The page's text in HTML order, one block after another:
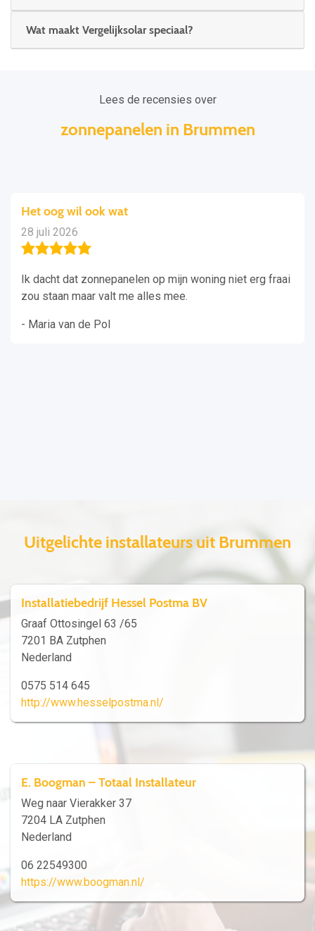
Wat maakt Vergelijksolar speciaal?
Lees de recensies over
zonnepanelen in Brummen
Het oog wil ook wat
28 juli 2026
Ik dacht dat zonnepanelen op mijn woning niet erg fraai
zou staan maar valt me alles mee.
- Maria van de Pol
Uitgelichte installateurs uit Brummen
Installatiebedrijf Hessel Postma BV
Graaf Ottosingel 63 /65
7201 BA Zutphen
Nederland
0575 514 645
http://www.hesselpostma.nl/
E. Boogman – Totaal Installateur
Weg naar Vierakker 37
7204 LA Zutphen
Nederland
06 22549300
https://www.boogman.nl/